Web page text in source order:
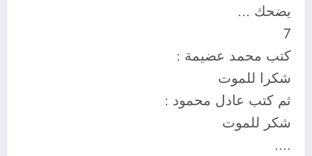
يضحك …
7
كتب محمد عضيمة :
شكرا للموت
ثم كتب عادل محمود :
شكر للموت
….